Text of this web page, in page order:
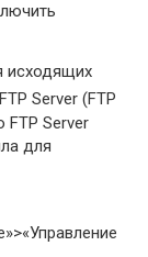
исходящих
Server (FTP
FTP Server
для